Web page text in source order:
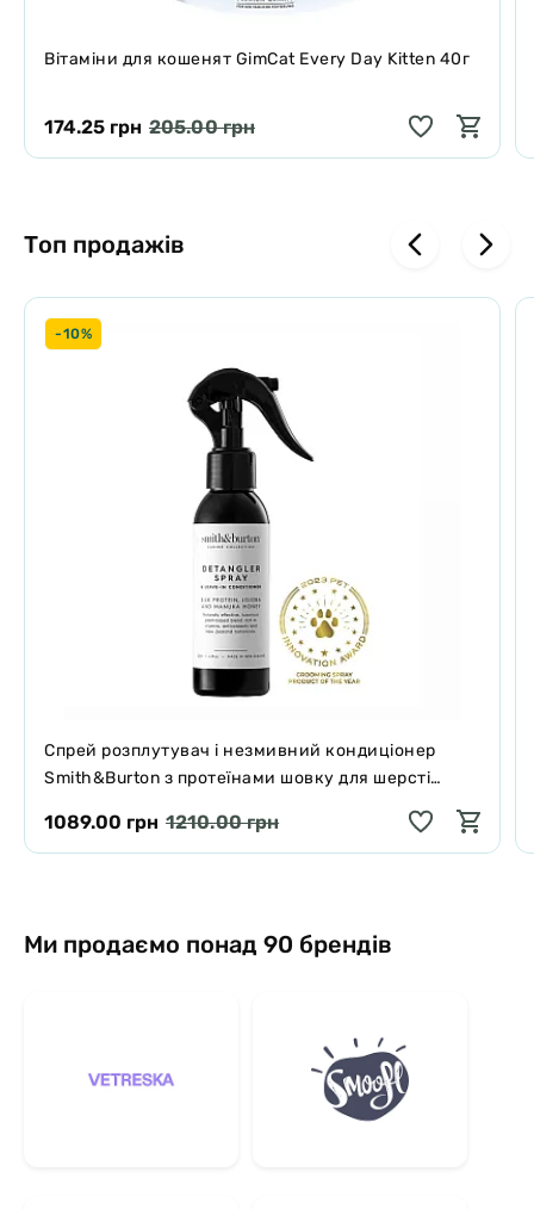
Вітаміни для кошенят GimCat Every Day Kitten 40г
174.25 грн 205.00 грн
Топ продажів
-10%
Спрей розплутувач і незмивний кондиціонер
Smith&Burton з протеїнами шовку для шерсті
1089.00 грн 1210.00 грн
Ми продаємо понад 90 брендів